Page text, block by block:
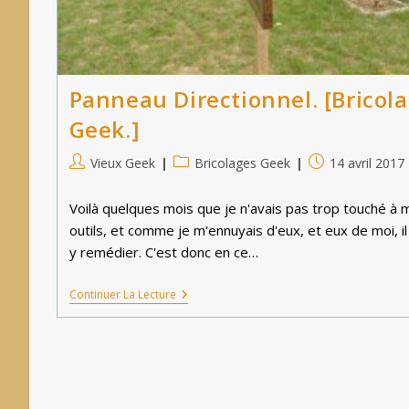
Panneau Directionnel.
Geek.]
Auteur/autrice
publication :
Vieux Geek
PostBricolages Geek
Publication
14 avril 2017
Voilà quelques mois que je n'avais pas trop touché à
outils, et comme je m'ennuyais d'eux, et eux de moi, il
y remédier. C'est donc en ce…
Continuer La LecturePanneau
Directionnel.
[Bricolage